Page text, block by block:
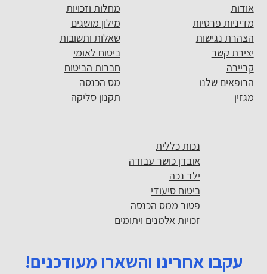
אודות
מדיניות פרטיות
הצהרת נגישות
יצירת קשר
קריירה
הרופאים שלנו
מגזין
מחלות וזכויות
מילון מושגים
שאלות ותשובות
ביטוח לאומי
חברות הביטוח
מס הכנסה
תקנון סליקה
נכות כללית
אובדן כושר עבודה
ילד נכה
ביטוח סיעודי
פטור ממס הכנסה
זכויות אלמנים ויתומים
עקבו אחרינו והשארו מעודכנים!